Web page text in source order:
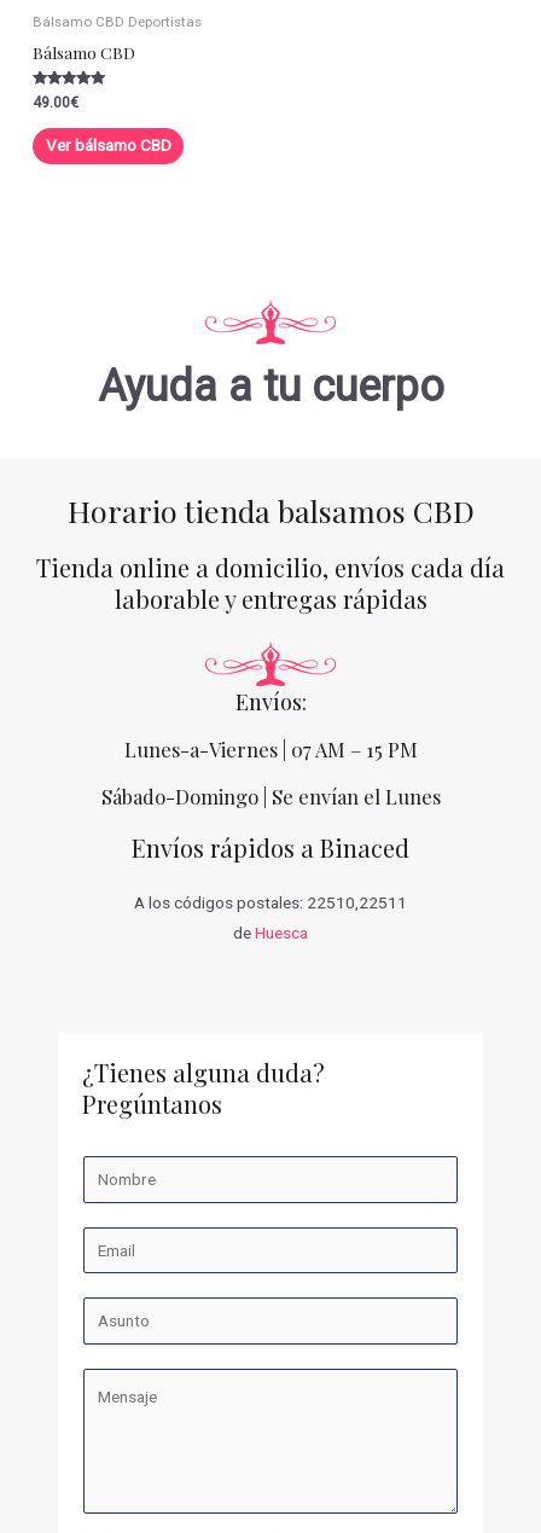
Bálsamo CBD Deportistas
Bálsamo CBD
Valorado con
5.00
de 5
49.00€
Ver bálsamo CBD
Ayuda a tu cuerpo
Horario tienda balsamos CBD
Tienda online a domicilio, envíos cada día
laborable y entregas rápidas
Envíos:
Lunes-a-Viernes | 07 AM – 15 PM
Sábado-Domingo | Se envían el Lunes
Envíos rápidos a Binaced
A los códigos postales: 22510,22511
deHuesca
¿Tienes alguna duda?
Pregúntanos